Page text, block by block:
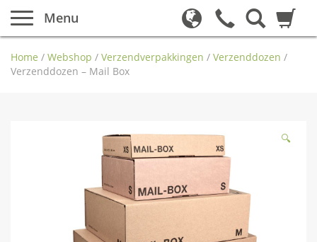
Menu
Home / Webshop / Verzendverpakkingen / Verzenddozen /
Verzenddozen – Mail Box
🔍